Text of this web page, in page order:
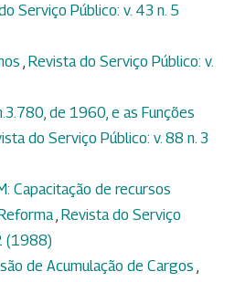
Serviço Público: v. 43 n. 5
, Revista do Serviço Público: v.
de 1960, e as Funções
do Serviço Público: v. 88 n. 3
Capacitação de recursos
, Revista do Serviço
(1988)
de Acumulação de Cargos ,